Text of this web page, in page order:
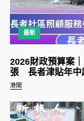
最新
港聞
2026財政預算案
張 長者津貼年中